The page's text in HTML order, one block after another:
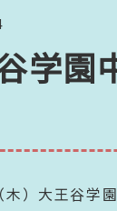
学園
木）大王谷学